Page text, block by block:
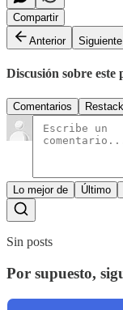
Compartir
Anterior
Siguiente
Discusión sobre este
Comentarios
Lo mejor de Último
Sin posts
Por supuesto,